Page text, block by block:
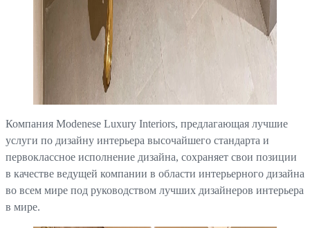
Компания Modenese Luxury Interiors, предлагающая лучшие
услуги по дизайну интерьера высочайшего стандарта и
первоклассное исполнение дизайна, сохраняет свои позиции
в качестве ведущей компании в области интерьерного дизайна
во всем мире под руководством лучших дизайнеров интерьера
в мире.